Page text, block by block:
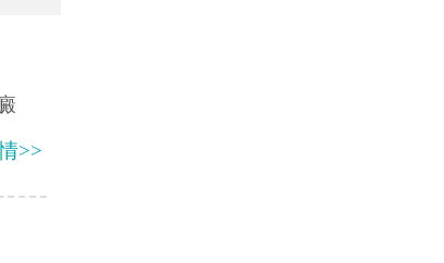
>>